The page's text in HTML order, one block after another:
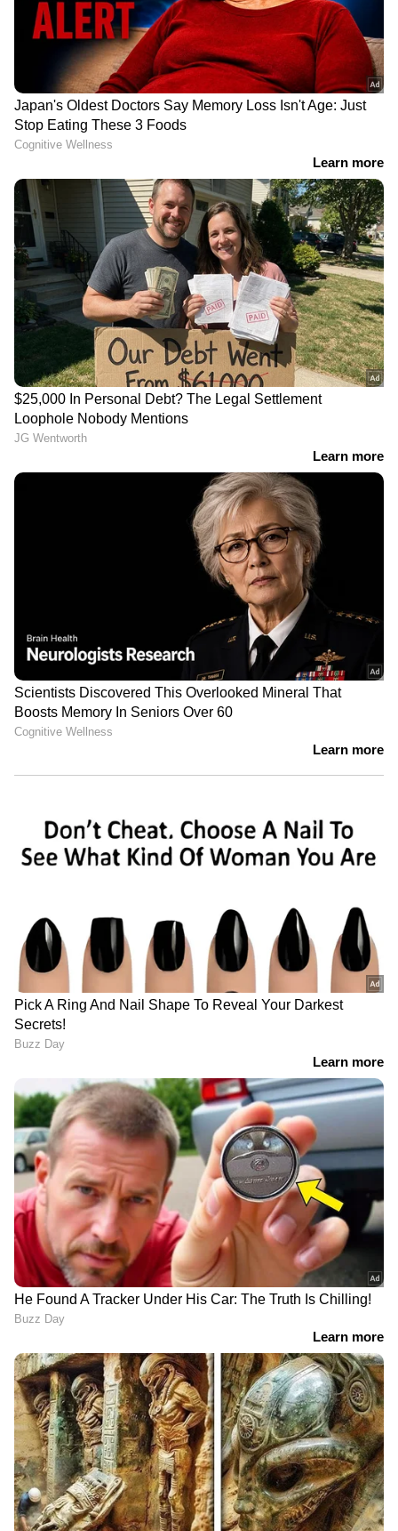
ആരാധകപിന്തുണയാണ് കീര്‍ത്തി
സുരേഷിനെയും അനുപമ പരമേശ്വരനെയും
ദുല്‍ഖര്‍ സല്‍മാനെയും ആദ്യ മൂന്ന്
സ്ഥാനങ്ങളില്‍ എത്തിച്ചത്. ഐപിഎല്‍
കഴിയുമ്പോഴേക്ക് നിലവിലെ ലിസ്റ്റില്‍ സഞ്ജു
മാറ്റം വരുത്തിയേക്കും.
യൂണിഫോമിട്ട കള്ളനോ?;
സഹപ്രവർത്തകരിൽ നിന്ന്
ലക്ഷങ്ങൾ തട്ടിയെടുത്ത
പൊലീസുകാരനെതിരെ കേസ്
രാവിലെ പുറപ്പെടേണ്ട വിമാനം 6
മണികൂർ വെെകുമെന്ന്
അറിയിച്ചില്ല; കണ്ണൂർ
വിമാനത്താവളത്തിൽ പ്രതിഷേധം